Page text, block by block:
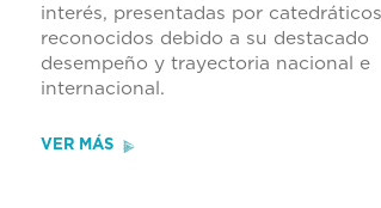
interés, presentadas por catedráticos
reconocidos debido a su destacado
desempeño y trayectoria nacional e
internacional.
VER MÁS